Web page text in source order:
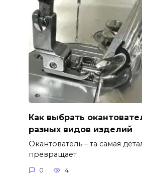
Как выбрать
разных видов изделий
Окантователь – та самая
превращает
0 4